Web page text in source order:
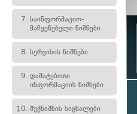
7. საინფორმაციო-
მაჩვენებელი ნიშნები
8. სერვისის ნიშნები
9. დამატებითი
ინფორმაციის ნიშნები
10. შუქნიშნის სიგნალები